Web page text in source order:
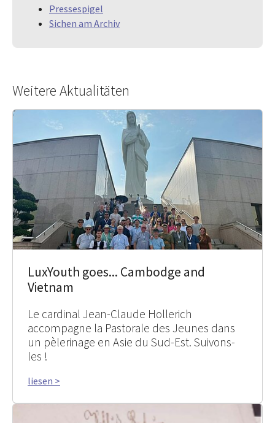
Pressespigel
Sichen am Archiv
Weitere Aktualitäten
LuxYouth goes... Cambodge and
Vietnam
Le cardinal Jean-Claude Hollerich
accompagne la Pastorale des Jeunes dans
un pèlerinage en Asie du Sud-Est. Suivons-
les !
liesen >